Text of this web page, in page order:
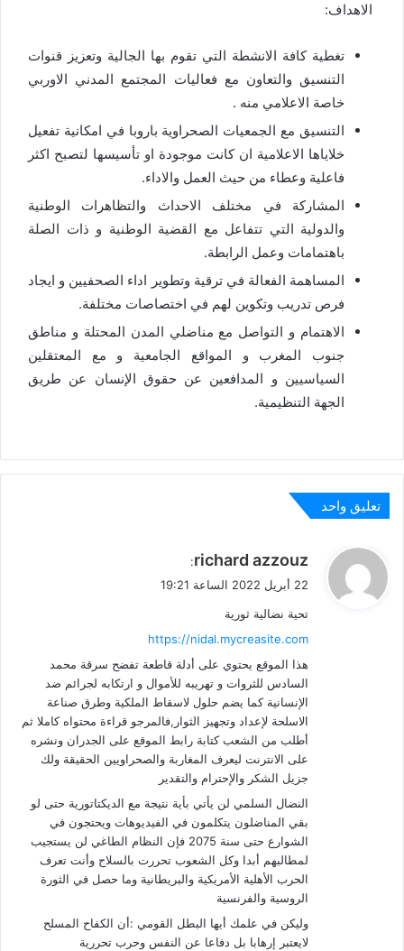
الاهداف:
تغطية كافة الانشطة التي تقوم بها الجالية وتعزيز قنوات
التنسيق والتعاون مع فعاليات المجتمع المدني الاوربي
خاصة الاعلامي منه .
التنسيق مع الجمعيات الصحراوية باروبا في امكانية تفعيل
خلاياها الاعلامية ان كانت موجودة او تأسيسها لتصبح اكثر
فاعلية وعطاء من حيث العمل والاداء.
المشاركة في مختلف الاحداث والتظاهرات الوطنية
والدولية التي تتفاعل مع القضية الوطنية و ذات الصلة
باهتمامات وعمل الرابطة.
المساهمة الفعالة في ترقية وتطوير اداء الصحفيين و ايجاد
فرص تدريب وتكوين لهم في اختصاصات مختلفة.
الاهتمام و التواصل مع مناضلي المدن المحتلة و مناطق
جنوب المغرب و المواقع الجامعية و مع المعتقلين
السياسيين و المدافعين عن حقوق الإنسان عن طريق
الجهة التنظيمية.
تعليق واحد
ي
ق
ل
richard azzouz
:
22 أبريل 2022 الساعة 19:21
تحية نضالية ثورية
https://nidal.mycreasite.com
هذا الموقع يحتوي على أدلة قاطعة تفضح سرقة محمد
السادس للثروات و تهريبه للأموال و ارتكابه لجرائم ضد
الإنسانية كما يضم حلول لاسقاط الملكية وطرق صناعة
اﻻسلحة لإعداد وتجهيز الثوار,فالمرجو قراءة محتواه كاملا ثم
أطلب من الشعب كتابة رابط الموقع على الجدران ونشره
على اﻻنترنت ليعرف المغاربة والصحراويين الحقيقة ولك
جزيل الشكر والإحترام والتقدير
النضال السلمي لن يأتي بأية نتيجة مع الديكتاتورية حتى لو
بقي المناضلون يتكلمون في الفيديوهات ويحتجون في
الشوارع حتى سنة 2075 فإن النظام الطاغي لن يستجيب
لمطالبهم أبدا وكل الشعوب تحررت بالسلاح وأنت تعرف
الحرب الأهلية الأمريكية والبريطانية وما حصل في الثورة
الروسية والفرنسية
وليكن في علمك أيها البطل القومي :أن الكفاح المسلح
لايعتبر إرهابا بل دفاعا عن النفس وحرب تحررية